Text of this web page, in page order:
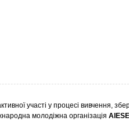
участі у процесі вивчення,
молодіжна організація